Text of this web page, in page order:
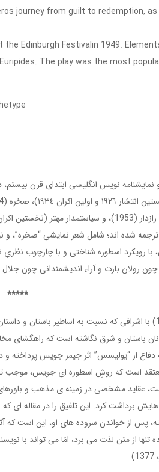
journey from guilt to redemption,
Edinburgh Festivalin 1949.
The play was the most
شده اند؛ شامل شعر نمایشیِ “صخره”، و
با رویکرد اسطوره شناختی و با چارچوب
رولان بارت و آراء اندیشمندانی چون جلال
*****
تی. اس. الیوت، (1888-1966) با اِشرافی که نسبت به
از “یولیسس” اثر جیمز جویس پرداخته و
عقاید مشخصی در زمینه ی مذهب و باورهای
برداشت کرد. این تلفیق را در مقاله ای
پس از خواندن سروده های او، این است که
تنها از متن لذت می برد، امّا می تواند با